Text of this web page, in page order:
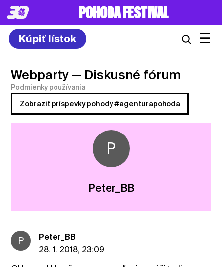
POHODA FESTIVAL
Kúpiť lístok ☰
Webparty — Diskusné fórum
Podmienky používania
Zobraziť príspevky pohody #agenturapohoda
P
Peter_BB
P
Peter_BB
28. 1. 2018, 23:09